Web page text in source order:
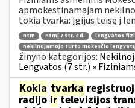
apmokestinamajam
tokia tvarka: Įgijus teisę į
ntm ntmį 7 str. 4 d.
lengvatos
nekilnojamojo turto mokesčio
žinyno kategorijos:
Lengvatos (7 str.) »
Kokia tvarka
radijo irtelevizijos